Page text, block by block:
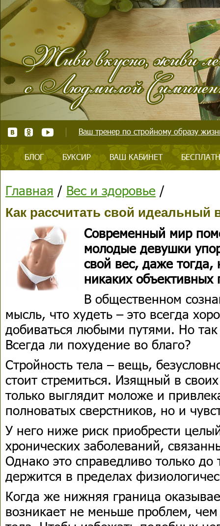
Ваш тренер по стройному образу
БЛОГ БУКСИР ВАШ КАБИНЕТ
Главная / Вес и здоровье /
Как рассчитать свой идеальный
Современный мир
молодые девушки
свой вес, даже тогда,
никаких объективных
В общественном
мысль, что худеть – это всегда
добиваться любыми путями. Но
Всегда ли похудение во благо?
Стройность тела – вещь,
стоит стремиться. Изящный в
только выглядит моложе и
полноватых сверстников, но и
У него ниже риск приобрести
хронических заболеваний,
Однако это справедливо только до
держится в пределах
Когда же нижняя граница
возникает не меньше проблем,